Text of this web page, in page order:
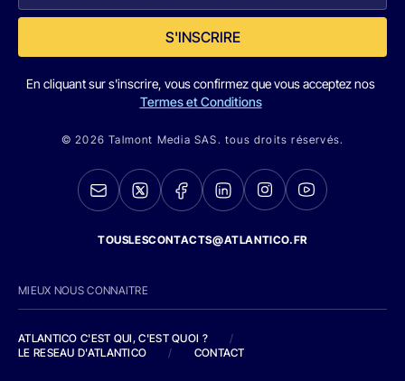
S'INSCRIRE
En cliquant sur s'inscrire, vous confirmez que vous acceptez nos
Termes et Conditions
© 2026 Talmont Media SAS. tous droits réservés.
TOUSLESCONTACTS@ATLANTICO.FR
MIEUX NOUS CONNAITRE
ATLANTICO C'EST QUI, C'EST QUOI ?
/
LE RESEAU D'ATLANTICO
/ CONTACT